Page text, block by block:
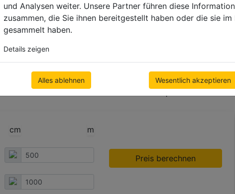
und Analysen weiter. Unsere Partner führen diese
zusammen, die Sie ihnen bereitgestellt haben oder die sie
gesammelt haben.
Details zeigen
Alles ablehnen Wesentlich akzeptieren
+1
cm m
Preis berechnen